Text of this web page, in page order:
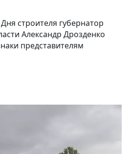
строителя губернатор
Александр Дрозденко
представителям